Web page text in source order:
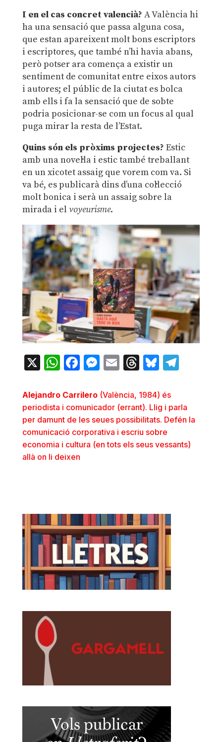
I en el cas concret valencià? A València hi
ha una sensació que passa alguna cosa,
que estan apareixent molt bons escriptors
i escriptores, que també n’hi havia abans,
però potser ara comença a existir un
sentiment de comunitat entre eixos autors
i autores; el públic de la ciutat es bolca
amb ells i fa la sensació que de sobte
podria posicionar-se com un focus al qual
puga mirar la resta de l’Estat.
Quins són els pròxims projectes? Estic
amb una novel·la i estic també treballant
en un xicotet assaig que vorem com va. Si
va bé, es publicarà dins d’una col·lecció
molt bonica i serà un assaig sobre la
mirada i el voyeurisme.
X WhatsApp
Facebook
Messenger
EmailThreads
Bluesky
Alejandro Carrilero (València, 1984) és
periodista i comunicador (errant). Llig i parla
per damunt de les seues possibilitats. Defén la
comunicació corporativa i escriu sobre
economia i cultura (en tots els seus vessants)
allà on li deixen